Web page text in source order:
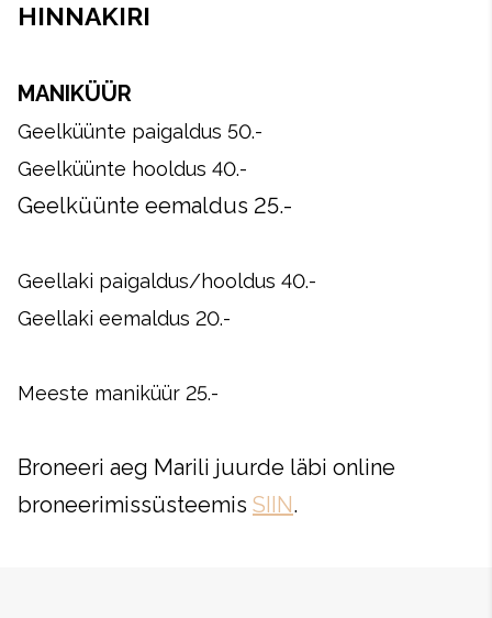
HINNAKIRI
MANIKÜÜR
Geelküünte paigaldus 50.-
Geelküünte hooldus 40.-
Geelküünte eemaldus 25.-
Geellaki paigaldus/hooldus 40.-
Geellaki eemaldus 20.-
Meeste maniküür 25.-
Broneeri aeg Marili juurde läbi online
broneerimissüsteemis SIIN.